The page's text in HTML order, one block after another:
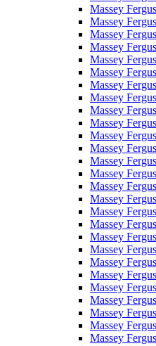
Massey
Massey
Massey
Massey
Massey
Massey
Massey
Massey
Massey
Massey
Massey
Massey
Massey
Massey
Massey
Massey
Massey
Massey
Massey
Massey
Massey
Massey
Massey
Massey
Massey
Massey
Massey